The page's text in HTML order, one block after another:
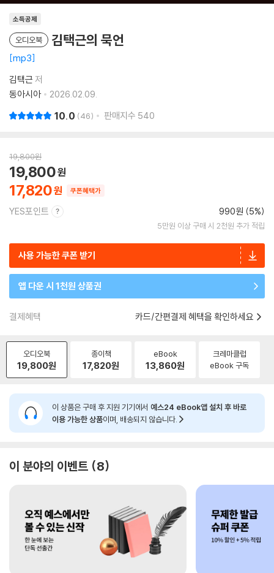
소득공제
오디오북 김택근의 묵언
mp3
김택근 저
동아시아
2026.02.09.
10.0 46 판매지수 540
19,800원
17,820
19,800
쿠폰혜택가
YES포인트 990원 (5%)
5만원 이상 구매 시 2천원 추가 적립
사용 가능한 쿠폰 받기
앱 다운 시 1천원 상품권
결제혜택 카드/간편결제 혜택을 확인하세요
오디오북
19,800원
종이책
17,820원
eBook
13,860원
크레마클럽
eBook 구독
이 상품은 구매 후 지원 기기에서 예스24 eBook앱 설치 후 바로
이용 가능한 상품이며, 배송되지 않습니다.
이 분야의 이벤트 8